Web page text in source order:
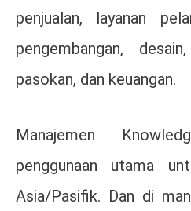
penjualan, layanan
pengembangan,
pasokan, dan keuangan.
Manajemen
penggunaan utama
Asia/Pasifik. Dan di